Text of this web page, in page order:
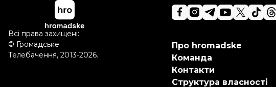
Про hromadske
Команда
Контакти
Структура власності
Всі права захищені:
© Громадське
Телебачення, 2013-2026.